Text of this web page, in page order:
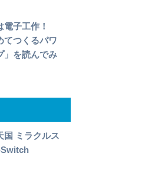
電子工作！
てつくるパワ
」を読んでみ
国 ミラクルス
Switch